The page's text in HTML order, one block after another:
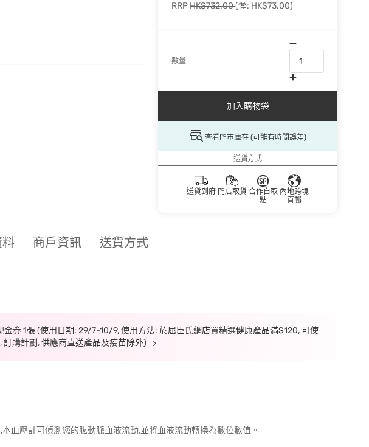
RRPHK$732.00(慳: HK$73.00)
數量
加入購物袋
查看門市庫存 (可能有時間誤差)
送貨方式
送貨到府 門店取貨 合作自取
點
內地跨境
直郵
商戶資訊 送貨方式
券 1張 (使用日期: 29/7-10/9, 使用方法: 於屈臣氏網店買精選健康產品滿$120, 可使
購計劃, 供應商直送產品及疫苗除外)
血壓計可偵測您的肱動脈血液流動,並將血液流動轉換為數位數值。